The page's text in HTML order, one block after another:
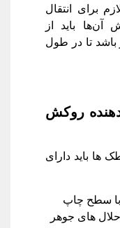
برای انتقال
باید از
باشد تا در طول
روکش
ها باید دارای
با سطح چاپ
حلال ‌های جوهر